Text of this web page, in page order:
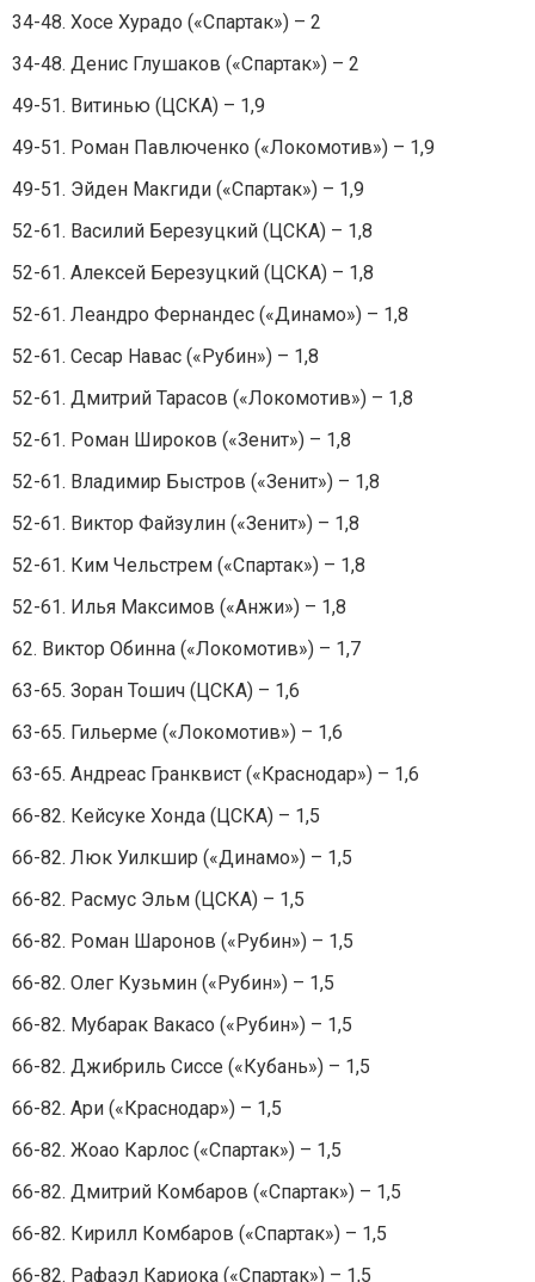
34-48. Хосе Хурадо («Спартак») – 2
34-48. Денис Глушаков («Спартак») – 2
49-51. Витинью (ЦСКА) – 1,9
49-51. Роман Павлюченко («Локомотив») – 1,9
49-51. Эйден Макгиди («Спартак») – 1,9
52-61. Василий Березуцкий (ЦСКА) – 1,8
52-61. Алексей Березуцкий (ЦСКА) – 1,8
52-61. Леандро Фернандес («Динамо») – 1,8
52-61. Сесар Навас («Рубин») – 1,8
52-61. Дмитрий Тарасов («Локомотив») – 1,8
52-61. Роман Широков («Зенит») – 1,8
52-61. Владимир Быстров («Зенит») – 1,8
52-61. Виктор Файзулин («Зенит») – 1,8
52-61. Ким Чельстрем («Спартак») – 1,8
52-61. Илья Максимов («Анжи») – 1,8
62. Виктор Обинна («Локомотив») – 1,7
63-65. Зоран Тошич (ЦСКА) – 1,6
63-65. Гильерме («Локомотив») – 1,6
63-65. Андреас Гранквист («Краснодар») – 1,6
66-82. Кейсуке Хонда (ЦСКА) – 1,5
66-82. Люк Уилкшир («Динамо») – 1,5
66-82. Расмус Эльм (ЦСКА) – 1,5
66-82. Роман Шаронов («Рубин») – 1,5
66-82. Олег Кузьмин («Рубин») – 1,5
66-82. Мубарак Вакасо («Рубин») – 1,5
66-82. Джибриль Сиссе («Кубань») – 1,5
66-82. Ари («Краснодар») – 1,5
66-82. Жоао Карлос («Спартак») – 1,5
66-82. Дмитрий Комбаров («Спартак») – 1,5
66-82. Кирилл Комбаров («Спартак») – 1,5
66-82. Рафаэл Кариока («Спартак») – 1,5